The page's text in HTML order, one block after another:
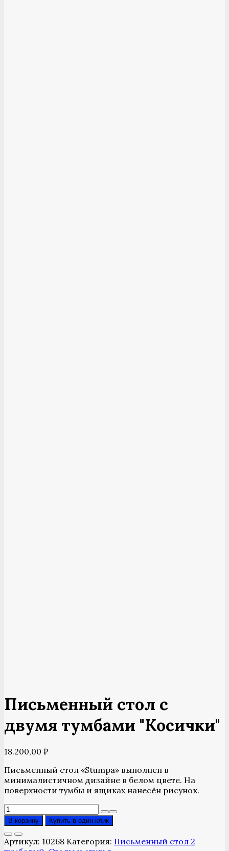
Письменный стол с
двумя тумбами "Косички"
18.200,00 ₽
Письменный стол «Stumpa» выполнен в
минималистичном дизайне в белом цвете. На
поверхности тумбы и ящиках нанесён рисунок.
Количество
товара
Письменный
стол
В корзину Купить в один клик
Артикул: 10268 Категория: Письменный стол 2